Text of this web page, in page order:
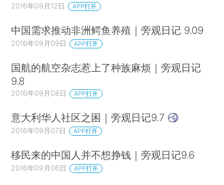
2016年09月12日 APP打开
中国需求推动非洲鳄鱼养殖｜旁观日记 9.09
2016年09月09日 APP打开
国航的航空杂志惹上了种族麻烦｜旁观日记
9.8
2016年09月08日 APP打开
意大利华人社区之困｜旁观日记9.7
2016年09月07日 APP打开
移民来的中国人并不想挣钱｜旁观日记9.6
2016年09月06日 APP打开